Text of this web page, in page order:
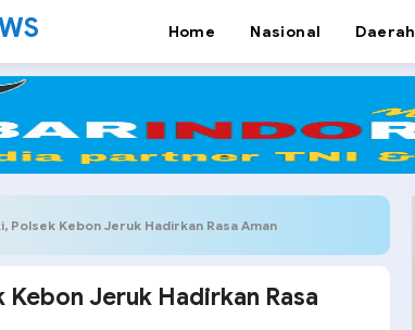
Home Nasional Daerah
Polsek Kebon Jeruk Hadirkan Rasa Aman
Jeruk Hadirkan Rasa